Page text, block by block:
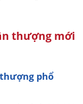
thượng mới
phổ